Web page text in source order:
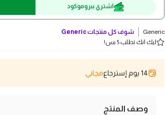
اشتري ببروموكود
Generic شوف كل منتجاتGeneric
ليك انك تطلب 5 بس!
14 يوم إسترجاع مجاني
وصف المنتج